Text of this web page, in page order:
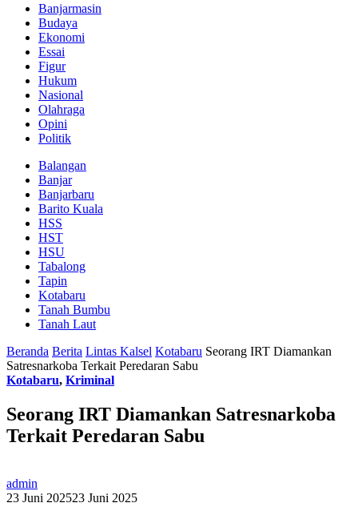
Banjarmasin
Budaya
Ekonomi
Essai
Figur
Hukum
Nasional
Olahraga
Opini
Politik
Balangan
Banjar
Banjarbaru
Barito Kuala
HSS
HST
HSU
Tabalong
Tapin
Kotabaru
Tanah Bumbu
Tanah Laut
Beranda Berita Lintas Kalsel Kotabaru Seorang IRT Diamankan
Satresnarkoba Terkait Peredaran Sabu
Kotabaru, Kriminal
Seorang IRT Diamankan Satresnarkoba
Terkait Peredaran Sabu
admin
23 Juni 202523 Juni 2025